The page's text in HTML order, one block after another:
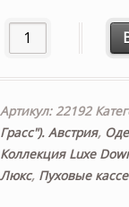
Количество
Артикул:22192
Грасс"). Австрия,
Коллекция Luxe
Люкс, Пуховые